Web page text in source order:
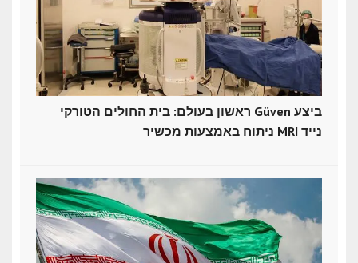
ראשון בעולם: בית החולים הטורקי Güven ביצע
ניתוח באמצעות מכשיר MRI נייד